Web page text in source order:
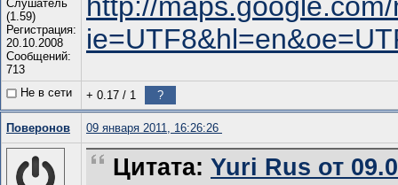
Слушатель
(1.59)
Регистрация:
20.10.2008
Сообщений:
713
Не в сети + 0.17 / 1 ?
Поверонов 09 января 2011, 16:26:26
Цитата: Yuri Rus от